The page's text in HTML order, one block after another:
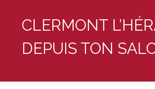
CLERMONT
DEPUIS TON